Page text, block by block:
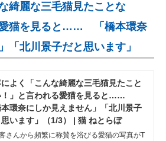
綺麗な三毛猫見たことな
愛猫を見ると…… 「橋本環奈
「北川景子だと思います」
よく「こんな綺麗な三毛猫見たこと
！」と言われる愛猫を見ると……
本環奈にしか見えません」「北川景子
思います」（1/3） | 猫 ねとらぼ
さんから頻繁に称賛を浴びる愛猫の写真がT